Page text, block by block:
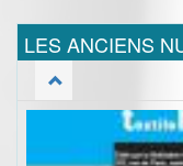
LES ANCIENS